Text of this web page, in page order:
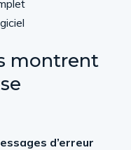
montrent
d’erreur